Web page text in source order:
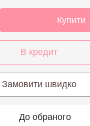
Купити
В кредит
Замовити швидко
До обраного